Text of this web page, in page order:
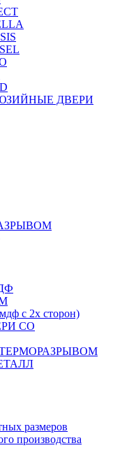
ДВЕРИ
с 2х сторон)
СО
ТЕРМОРАЗРЫВОМ
размеров
производства